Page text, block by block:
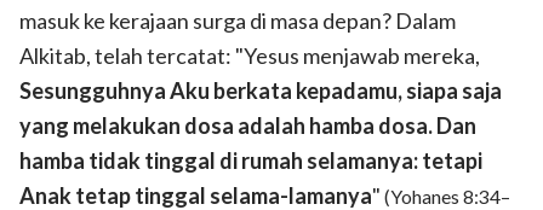
masuk ke kerajaan surga di masa depan? Dalam
Alkitab, telah tercatat: "Yesus menjawab mereka,
Sesungguhnya Aku berkata kepadamu, siapa saja
yang melakukan dosa adalah hamba dosa. Dan
hamba tidak tinggal di rumah selamanya: tetapi
Anak tetap tinggal selama-lamanya" (Yohanes 8:34–